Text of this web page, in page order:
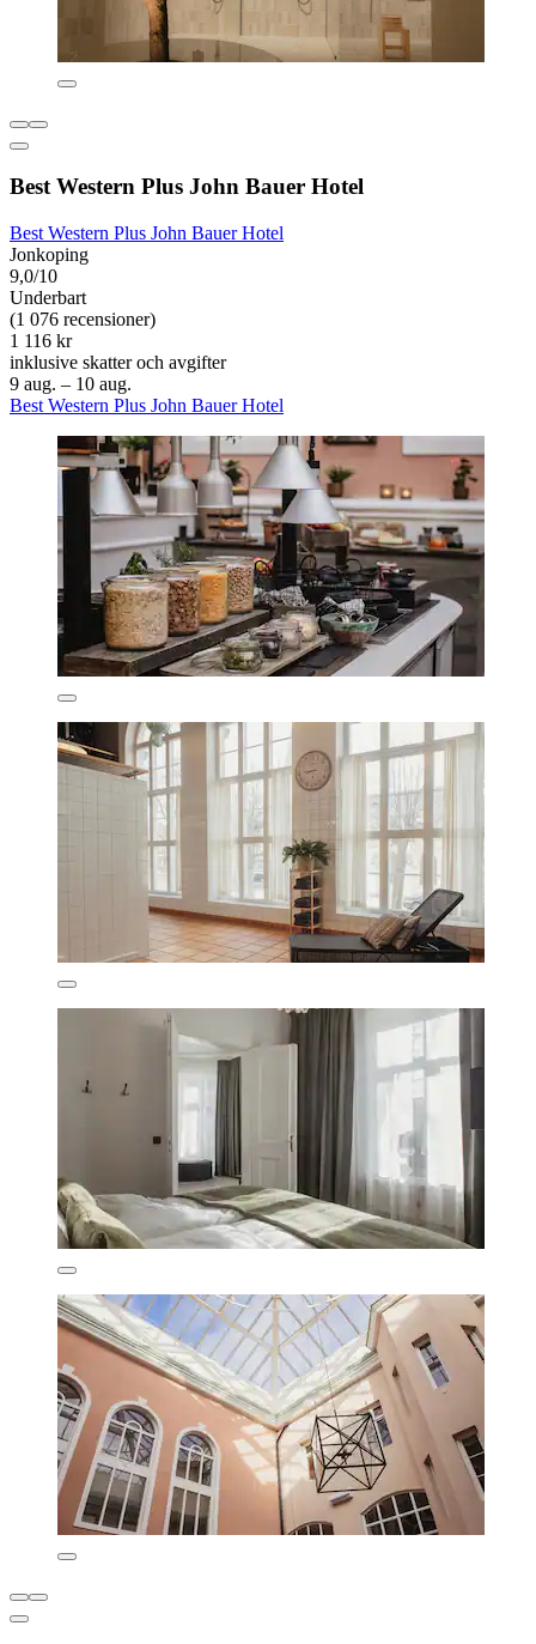
Best Western Plus John Bauer Hotel
Best Western Plus John Bauer Hotel
Jonkoping
9,0/10
Underbart
(1 076 recensioner)
1 116 kr
inklusive skatter och avgifter
9 aug. – 10 aug.
Best Western Plus John Bauer Hotel